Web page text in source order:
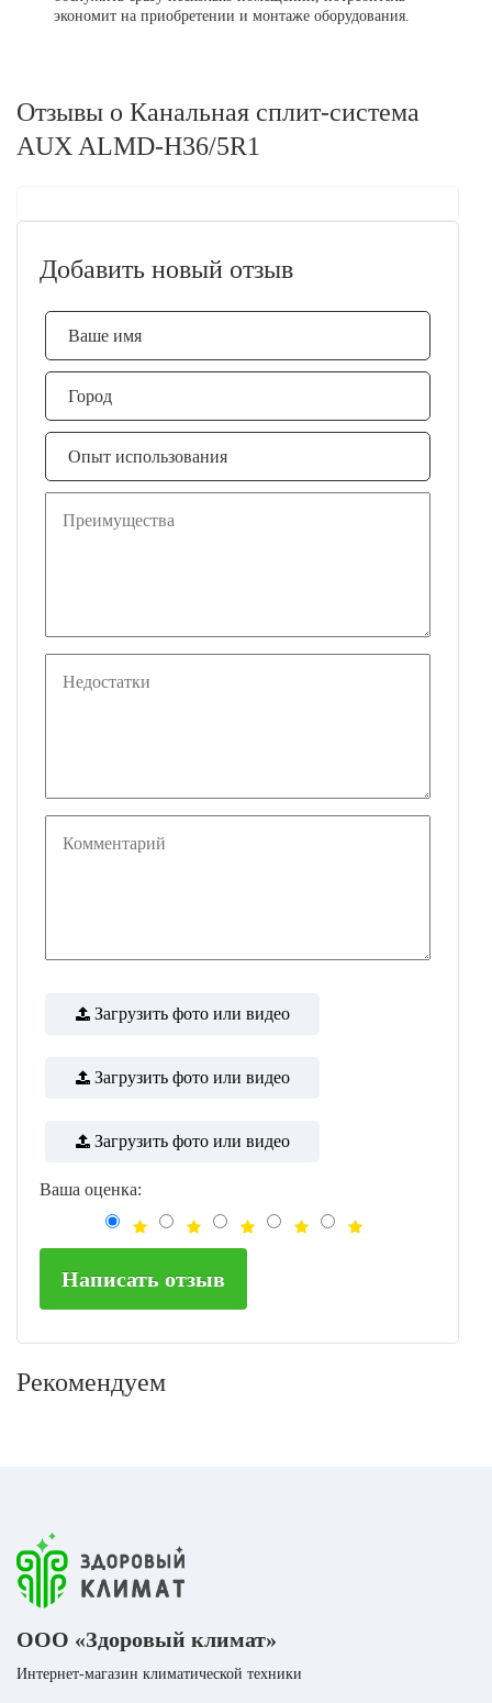
экономит на приобретении и монтаже оборудования.
Отзывы о Канальная сплит-система
AUX ALMD-H36/5R1
Добавить новый отзыв
Загрузить фото или видео
Загрузить фото или видео
Загрузить фото или видео
Ваша оценка:
Написать отзыв
Рекомендуем
ООО «Здоровый климат»
Интернет-магазин климатической техники